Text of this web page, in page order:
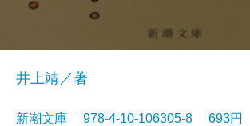
井上靖／著
新潮文庫 978-4-10-106305-8 693円